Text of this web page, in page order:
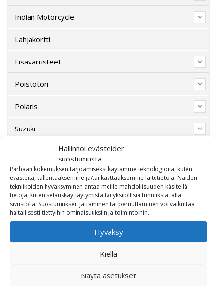
Hallinnoi evästeiden
suostumusta
Parhaan kokemuksen tarjoamiseksi käytämme teknologioita, kuten
evästeitä, tallentaaksemme ja/tai käyttääksemme laitetietoja. Näiden
tekniikoiden hyväksyminen antaa meille mahdollisuuden käsitellä
tietoja, kuten selauskäyttäytymistä tai yksilöllisiä tunnuksia tällä
sivustolla. Suostumuksen jättäminen tai peruuttaminen voi vaikuttaa
haitallisesti tiettyihin ominaisuuksiin ja toimintoihin.
Hyväksy
Kiellä
Näytä asetukset
Indian Motorcycle
Lahjakortti
Lisävarusteet
Poistotori
Polaris
Suzuki
Varaosat/Sekalaiset
OTA MEIHIN YHTEYTTÄ!